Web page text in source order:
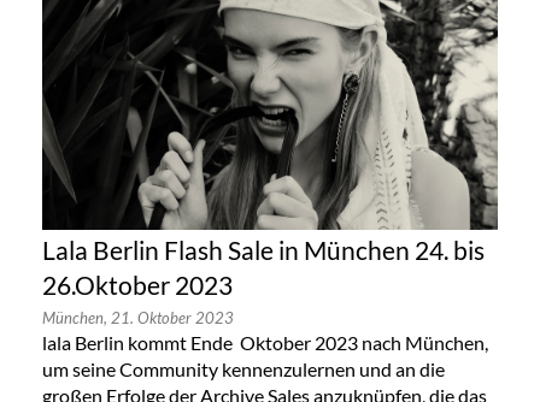
Lala Berlin Flash Sale in München 24. bis
26.Oktober 2023
München, 21. Oktober 2023
lala Berlin kommt Ende Oktober 2023 nach München,
um seine Community kennenzulernen und an die
großen Erfolge der Archive Sales anzuknüpfen, die das